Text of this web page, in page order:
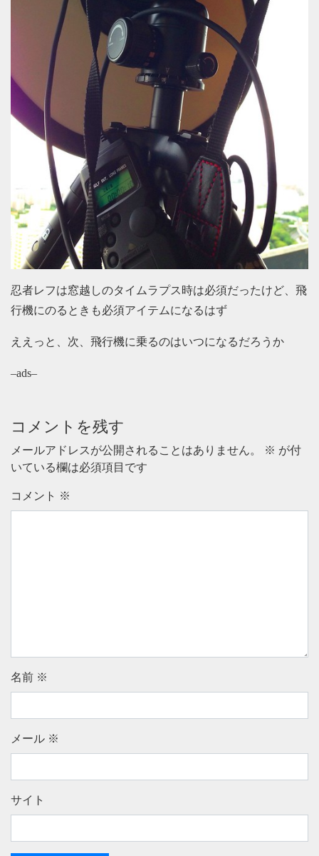
忍者レフは窓越しのタイムラプス時は必須だったけど、飛
行機にのるときも必須アイテムになるはず
ええっと、次、飛行機に乗るのはいつになるだろうか
–ads–
コメントを残す
メールアドレスが公開されることはありません。 ※ が付
いている欄は必須項目です
コメント ※
名前 ※
メール ※
サイト